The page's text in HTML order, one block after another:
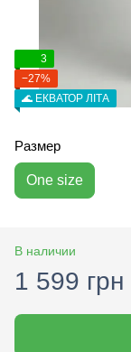
3
−27%
🌊 ЕКВАТОР ЛІТА
Размер
One size
В наличии
1 599 грн